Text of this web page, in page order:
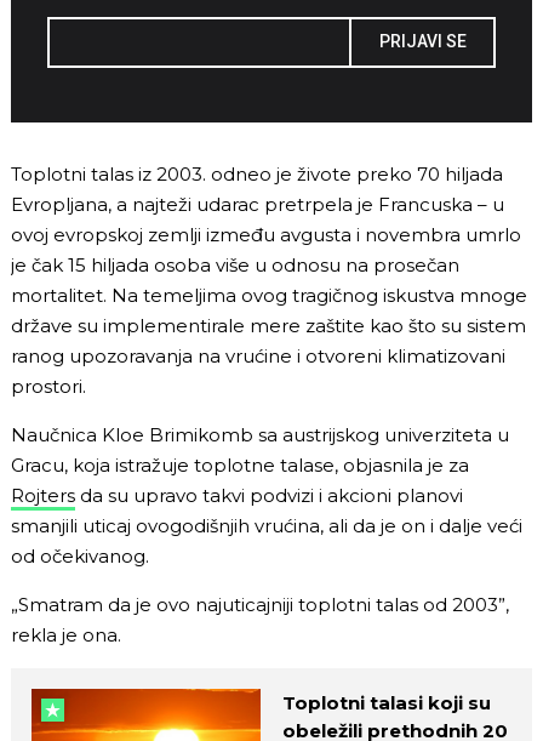
PRIJAVI SE
Toplotni talas iz 2003. odneo je živote preko 70 hiljada
Evropljana, a najteži udarac pretrpela je Francuska – u
ovoj evropskoj zemlji između avgusta i novembra umrlo
je čak 15 hiljada osoba više u odnosu na prosečan
mortalitet. Na temeljima ovog tragičnog iskustva mnoge
države su implementirale mere zaštite kao što su sistem
ranog upozoravanja na vrućine i otvoreni klimatizovani
prostori.
Naučnica Kloe Brimikomb sa austrijskog univerziteta u
Gracu, koja istražuje toplotne talase, objasnila je za
Rojters da su upravo takvi podvizi i akcioni planovi
smanjili uticaj ovogodišnjih vrućina, ali da je on i dalje veći
od očekivanog.
„Smatram da je ovo najuticajniji toplotni talas od 2003”,
rekla je ona.
Toplotni talasi koji su
obeležili prethodnih 20